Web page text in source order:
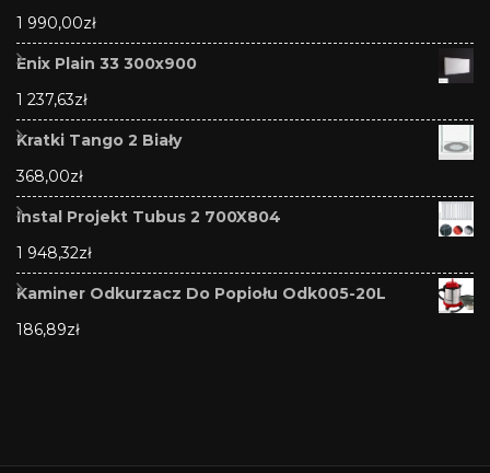
1 990,00zł
Enix Plain 33 300x900
1 237,63zł
Kratki Tango 2 Biały
368,00zł
Instal Projekt Tubus 2 700X804
1 948,32zł
Kaminer Odkurzacz Do Popiołu Odk005-20L
186,89zł